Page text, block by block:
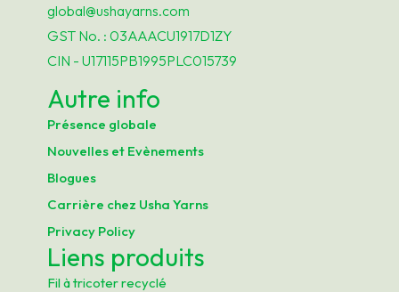
global@ushayarns.com
GST No. : 03AAACU1917D1ZY
CIN - U17115PB1995PLC015739
Autre info
Présence globale
Nouvelles et Evènements
Blogues
Carrière chez Usha Yarns
Privacy Policy
Liens produits
Fil à tricoter recyclé